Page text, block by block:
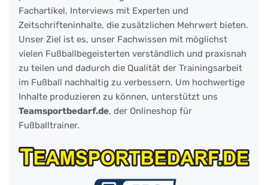
Fachartikel, Interviews mit Experten und
Zeitschrifteninhalte, die zusätzlichen Mehrwert bieten.
Unser Ziel ist es, unser Fachwissen mit möglichst
vielen Fußballbegeisterten verständlich und praxisnah
zu teilen und dadurch die Qualität der Trainingsarbeit
im Fußball nachhaltig zu verbessern. Um hochwertige
Inhalte produzieren zu können, unterstützt uns
Teamsportbedarf.de, der Onlineshop für
Fußballtrainer.